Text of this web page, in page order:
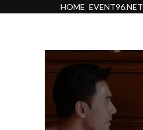
HOME EVENT96.NET